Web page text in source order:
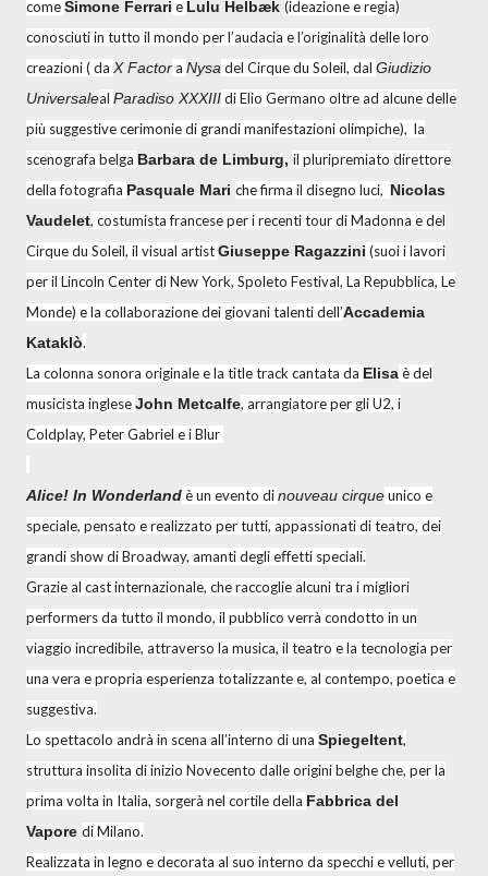
comeSimone Ferrari e Lulu Helbæk (ideazione e regia)
conosciuti in tutto il mondo per l’audacia e l’originalità delle loro
creazioni ( da X Factora Nysa del Cirque du Soleil, dal Giudizio
Universaleal Paradiso XXXIIIdi Elio Germano oltre ad alcune delle
più suggestive cerimonie di grandi manifestazioni olimpiche), la
scenografa belga Barbara de Limburg, il pluripremiato direttore
della fotografia Pasquale Mari che firma il disegno luci, Nicolas
Vaudelet, costumista francese per i recenti tour di Madonna e del
Cirque du Soleil, il visual artistGiuseppe Ragazzini (suoi i lavori
per il Lincoln Center di New York, Spoleto Festival, La Repubblica, Le
Monde) e la collaborazione dei giovani talenti dell’Accademia
Kataklò.
La colonna sonora originale e la title track cantata da Elisaè del
musicista ingleseJohn Metcalfe, arrangiatore per gli U2, i
Coldplay, Peter Gabriel e i Blur
Alice! In Wonderlandè un evento dinouveau cirqueunico e
speciale, pensato e realizzato per tutti, appassionati di teatro, dei
grandi show di Broadway, amanti degli eﬀetti speciali.
Grazie al cast internazionale, che raccoglie alcuni tra i migliori
performers da tutto il mondo, il pubblico verrà condotto in un
viaggio incredibile, attraverso la musica, il teatro e la tecnologia per
una vera e propria esperienza totalizzante e, al contempo, poetica e
suggestiva.
Lo spettacolo andrà in scena all’interno di una Spiegeltent,
struttura insolita di inizio Novecento dalle origini belghe che, per la
prima volta in Italia, sorgerà nel cortile della Fabbrica del
Vapore di Milano.
Realizzata in legno e decorata al suo interno da specchi e velluti, per